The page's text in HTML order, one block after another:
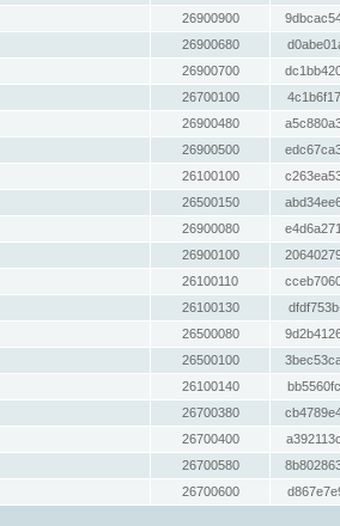
26900900
26900680
26900700
26700100
26900480
26900500
26100100
26500150
26900080
26900100
26100110
26100130
26500080
26500100
26100140
26700380
26700400
26700580
26700600